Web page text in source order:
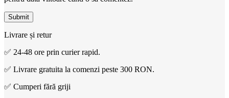
Livrare și retur
✅ 24-48 ore prin curier rapid.
✅ Livrare gratuita la comenzi peste 300 RON.
✅ Cumperi fără griji